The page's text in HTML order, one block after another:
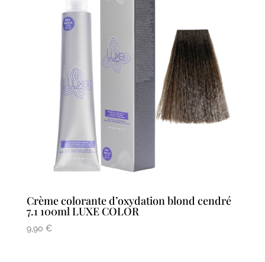
Crème colorante d’oxydation blond cendré
7.1 100ml LUXE COLOR
9,90 €